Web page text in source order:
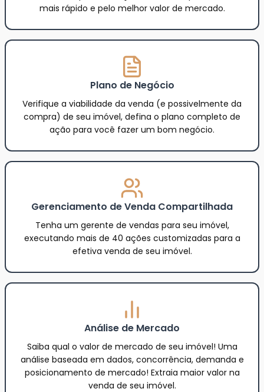
mais rápido e pelo melhor valor de mercado.
Plano de Negócio
Verifique a viabilidade da venda (e possivelmente da
compra) de seu imóvel, defina o plano completo de
ação para você fazer um bom negócio.
Gerenciamento de Venda Compartilhada
Tenha um gerente de vendas para seu imóvel,
executando mais de 40 ações customizadas para a
efetiva venda de seu imóvel.
Análise de Mercado
Saiba qual o valor de mercado de seu imóvel! Uma
análise baseada em dados, concorrência, demanda e
posicionamento de mercado! Extraia maior valor na
venda de seu imóvel.